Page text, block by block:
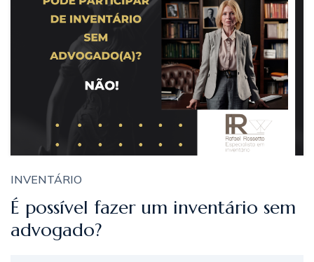
INVENTÁRIO
É possível fazer um inventário sem
advogado?